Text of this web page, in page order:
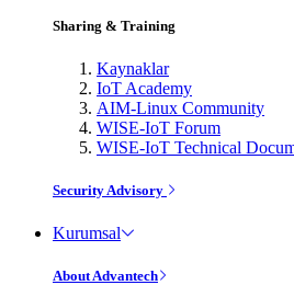
Sharing & Training
Kaynaklar
IoT Academy
AIM-Linux Community
WISE-IoT Forum
WISE-IoT Technical
Security Advisory
Kurumsal
About Advantech